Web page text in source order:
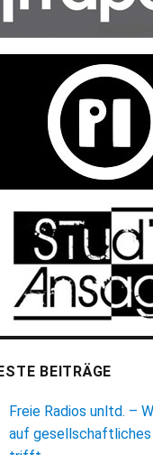
BEITRÄGE
Freie Radios unltd. –
auf gesellschaftliches